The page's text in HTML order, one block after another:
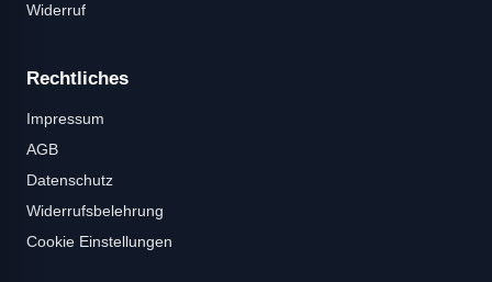
Widerruf
Rechtliches
Impressum
AGB
Datenschutz
Widerrufsbelehrung
Cookie Einstellungen